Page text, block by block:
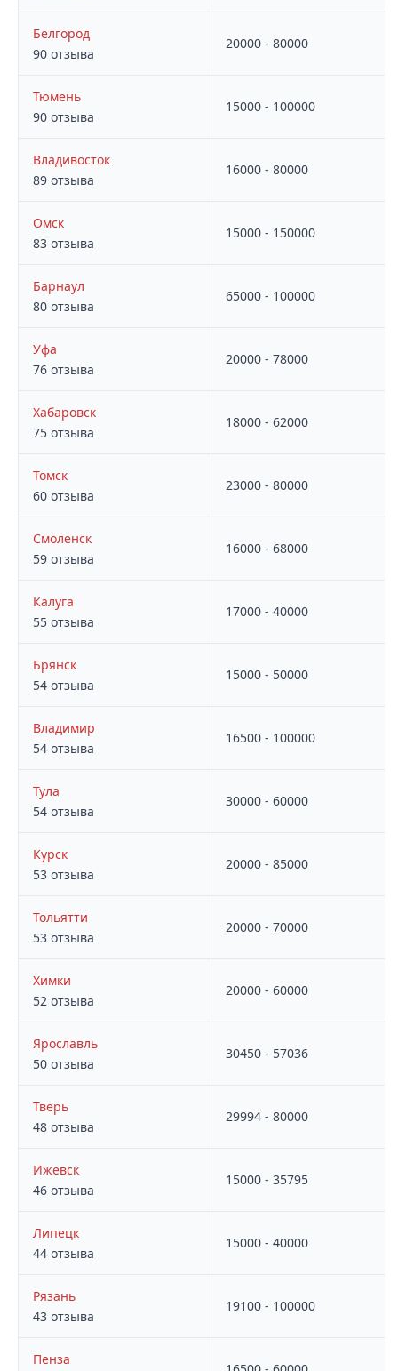
Белгород
90 отзыва
20000 - 80000
Тюмень
90 отзыва
15000 - 100000
Владивосток
89 отзыва
16000 - 80000
Омск
83 отзыва
15000 - 150000
Барнаул
80 отзыва
65000 - 100000
Уфа
76 отзыва
20000 - 78000
Хабаровск
75 отзыва
18000 - 62000
Томск
60 отзыва
23000 - 80000
Смоленск
59 отзыва
16000 - 68000
Калуга
55 отзыва
17000 - 40000
Брянск
54 отзыва
15000 - 50000
Владимир
54 отзыва
16500 - 100000
Тула
54 отзыва
30000 - 60000
Курск
53 отзыва
20000 - 85000
Тольятти
53 отзыва
20000 - 70000
Химки
52 отзыва
20000 - 60000
Ярославль
50 отзыва
30450 - 57036
Тверь
48 отзыва
29994 - 80000
Ижевск
46 отзыва
15000 - 35795
Липецк
44 отзыва
15000 - 40000
Рязань
43 отзыва
19100 - 100000
Пенза